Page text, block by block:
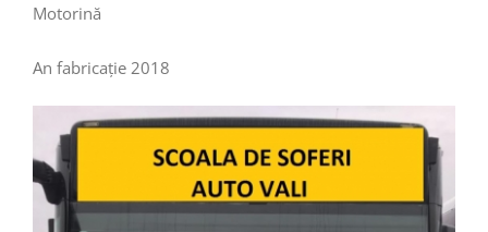
Motorină
An fabricație 2018